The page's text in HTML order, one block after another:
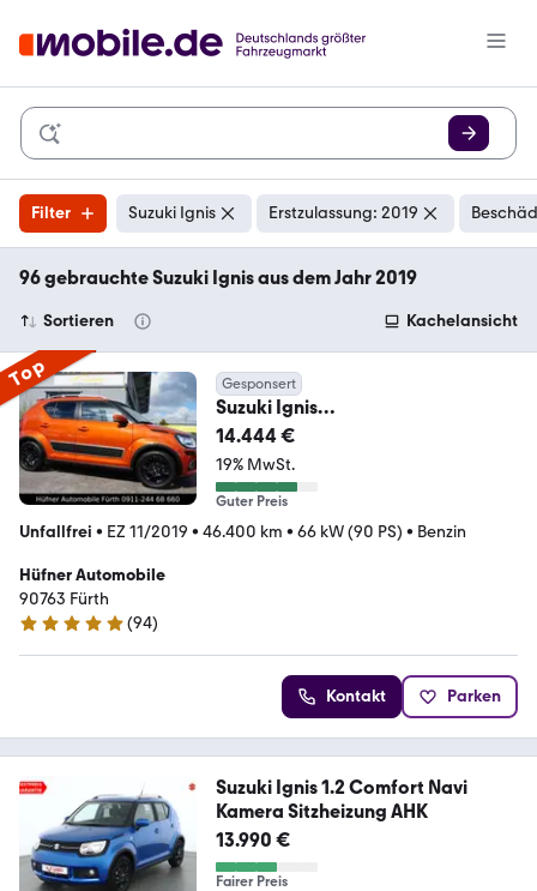
Filter Suzuki Ignis Erstzulassung: 2019
96 gebrauchte Suzuki Ignis aus dem Jahr 2019
Sortieren Kachelansicht
Top Gesponsert
Suzuki Ignis
Automatik*Navi*Kamera*Sitzheiz
ung*8 fach*
14.444 €
19% MwSt.
Guter Preis
Unfallfrei • EZ 11/2019 • 46.400 km • 66 kW (90 PS) • Benzin
Hüfner Automobile
90763 Fürth
5 Sterne
(94)
Kontakt Parken
Suzuki Ignis 1.2 Comfort Navi
Kamera Sitzheizung AHK
13.990 €
Fairer Preis